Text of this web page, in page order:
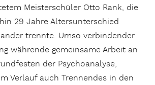
Meisterschüler Otto Rank, die
29 Jahre Altersunterschied
trennte. Umso verbindender
währende gemeinsame Arbeit an
der Psychoanalyse,
Verlauf auch Trennendes in den